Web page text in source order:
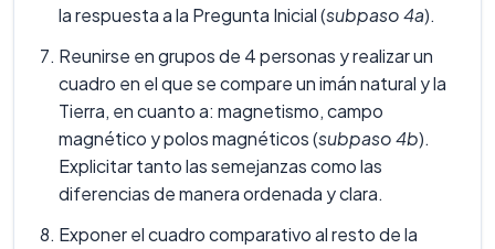
la respuesta a la Pregunta Inicial (subpaso 4a).
Reunirse en grupos de 4 personas y realizar un
cuadro en el que se compare un imán natural y la
Tierra, en cuanto a: magnetismo, campo
magnético y polos magnéticos (subpaso 4b).
Explicitar tanto las semejanzas como las
diferencias de manera ordenada y clara.
Exponer el cuadro comparativo al resto de la